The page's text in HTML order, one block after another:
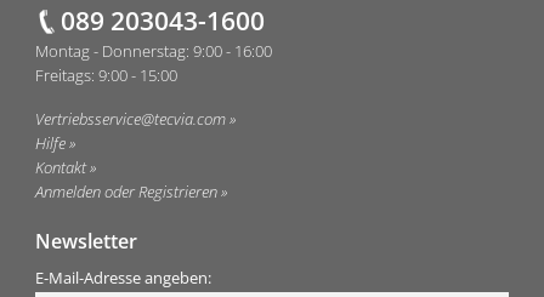
089 203043-1600
Montag - Donnerstag: 9:00 - 16:00
Freitags: 9:00 - 15:00
Vertriebsservice@tecvia.com
Hilfe
Kontakt
Anmelden oder Registrieren
Newsletter
E-Mail-Adresse angeben: